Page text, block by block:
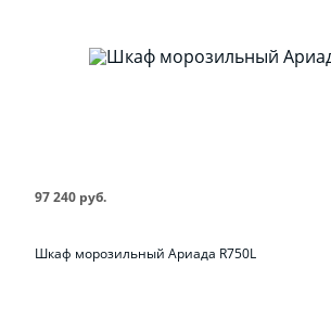
97 240 руб.
Шкаф морозильный Ариада R750L